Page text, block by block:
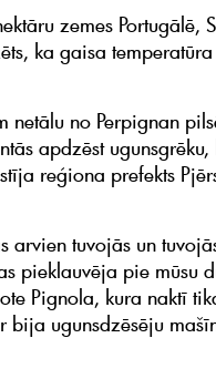
zemes Portugālē,
ka gaisa temperatūra
no Perpignan
apdzēst
reģiona prefekts
arvien tuvojās un
pieklauvēja pie mūsu
Pignola, kura naktī
bija ugunsdzēsēju